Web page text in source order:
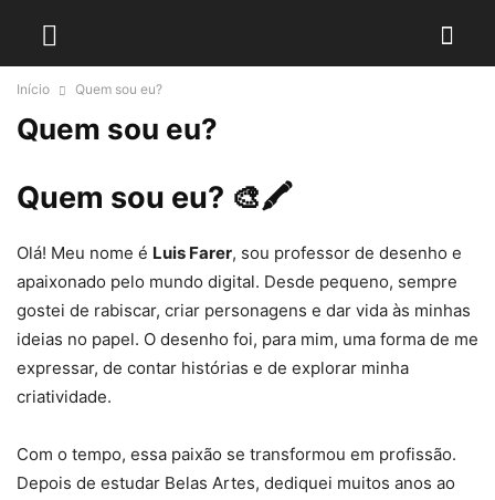
Início Quem sou eu?
Quem sou eu?
Quem sou eu? 🎨🖍️
Olá! Meu nome é Luis Farer, sou professor de desenho e
apaixonado pelo mundo digital. Desde pequeno, sempre
gostei de rabiscar, criar personagens e dar vida às minhas
ideias no papel. O desenho foi, para mim, uma forma de me
expressar, de contar histórias e de explorar minha
criatividade.
Com o tempo, essa paixão se transformou em profissão.
Depois de estudar Belas Artes, dediquei muitos anos ao